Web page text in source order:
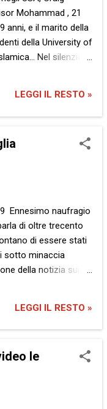
incontri non è più
Mohammad , 21
anni, e il marito della
della University of
Nel silenzio .
musulmani.
Consonanti e
soffiano sul fuoco.
E’ l’opera di
, spiegano
che la violenza
paragoni ,
storia , ribadiscono.
LEGGI IL RESTO »
Ennesimo naufragio
di oltre trecento
di essere stati
sotto minaccia
della notizia sui
Laddove ci sia una
nella sacra
una storia da parte,
famiglia. Una
mamma una
LEGGI IL RESTO »
le